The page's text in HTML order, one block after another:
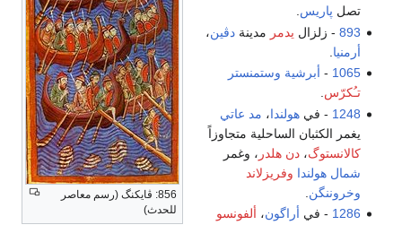
856: ڤايكنگ (رسم معاصر
للحدث)
تصل پاريس.
893 - زلزال يدمر مدينةدڤين،
أرمنيا
1065
- أبرشية وستمنستر
تـُكرّس.
1248 - فيهولندا، مد عاتي
يغمر الكثبان الساحلية متجاوزاً
كالانستوگ،دن هلدر ، وغمر
شمال هولندا وفريزلاند
وخروننگن
1286 - في أراگون، ألفونسو